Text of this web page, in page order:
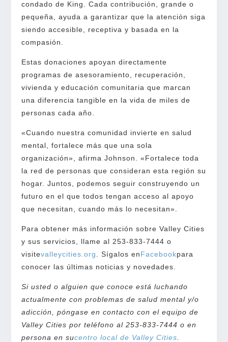
condado de King. Cada contribución, grande o
pequeña, ayuda a garantizar que la atención siga
siendo accesible, receptiva y basada en la
compasión.
Estas donaciones apoyan directamente
programas de asesoramiento, recuperación,
vivienda y educación comunitaria que marcan
una diferencia tangible en la vida de miles de
personas cada año.
«Cuando nuestra comunidad invierte en salud
mental, fortalece más que una sola
organización», afirma Johnson. «Fortalece toda
la red de personas que consideran esta región su
hogar. Juntos, podemos seguir construyendo un
futuro en el que todos tengan acceso al apoyo
que necesitan, cuando más lo necesitan».
Para obtener más información sobre Valley Cities
y sus servicios, llame al 253-833-7444 o
visitevalleycities.org . Sígalos enFacebookpara
conocer las últimas noticias y novedades.
Si usted o alguien que conoce está luchando
actualmente con problemas de salud mental y/o
adicción, póngase en contacto con el equipo de
Valley Cities por teléfono al 253-833-7444 o en
persona en sucentro local de Valley Cities